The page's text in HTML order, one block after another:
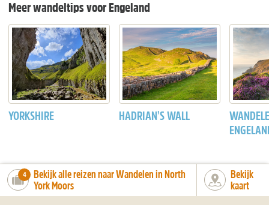
Meer wandeltips voor Engeland
YORKSHIRE HADRIAN'S WALL
number_of_trips:
4
Bekijk alle reizen naar Wandelen in North
York Moors
Bekijk
kaart